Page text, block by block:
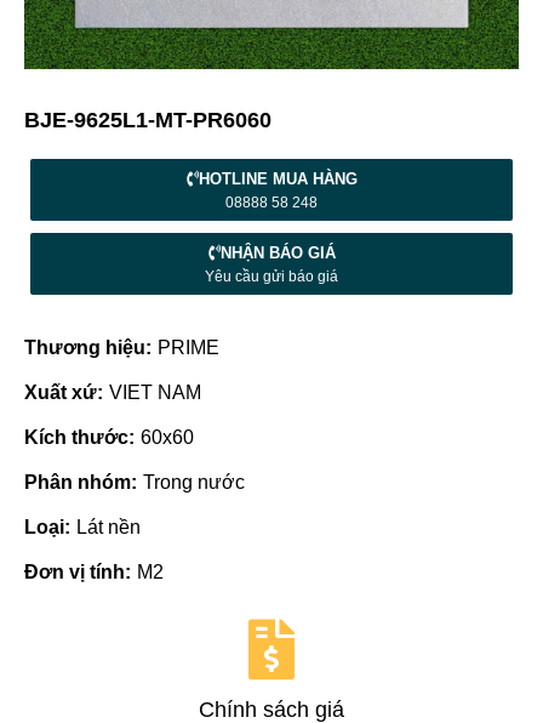
BJE-9625L1-MT-PR6060
HOTLINE MUA HÀNG
08888 58 248
NHẬN BÁO GIÁ
Yêu cầu gửi báo giá
Thương hiệu: PRIME
Xuất xứ: VIET NAM
Kích thước: 60x60
Phân nhóm: Trong nước
Loại: Lát nền
Đơn vị tính: M2
Chính sách giá